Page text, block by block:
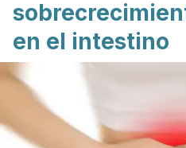
en el intestino